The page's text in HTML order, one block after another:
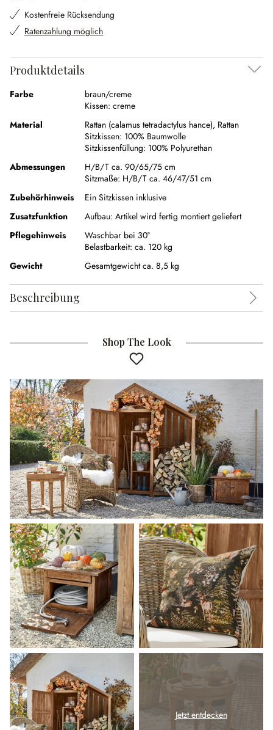
Kostenfreie Rücksendung
Ratenzahlung möglich
Produktdetails
Farbe
braun/creme
Kissen: creme
Material
Rattan (calamus tetradactylus hance), Rattan
Sitzkissen: 100% Baumwolle
Sitzkissenfüllung: 100% Polyurethan
Abmessungen
H/B/T ca. 90/65/75 cm
Sitzmaße: H/B/T ca. 46/47/51 cm
Zubehörhinweis
Ein Sitzkissen inklusive
Zusatzfunktion
Aufbau: Artikel wird fertig montiert geliefert
Pflegehinweis
Waschbar bei 30°
Belastbarkeit: ca. 120 kg
Gewicht
Gesamtgewicht ca. 8,5 kg
Beschreibung
Shop The Look
Jetzt entdecken